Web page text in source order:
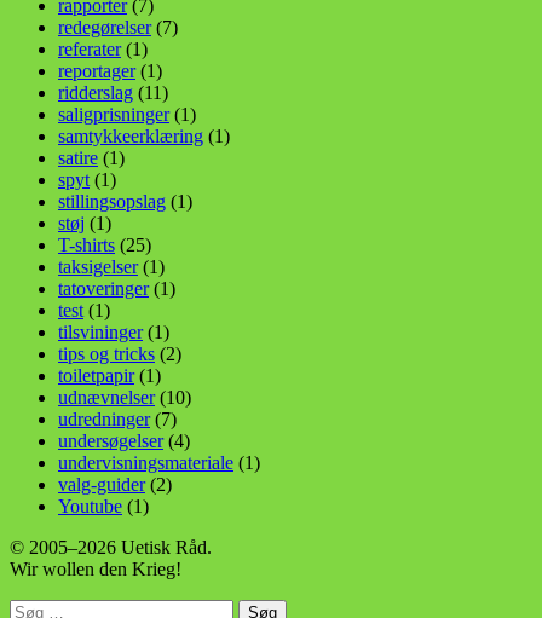
rapporter(7)
redegørelser(7)
referater(1)
reportager(1)
ridderslag (11)
saligprisninger(1)
samtykkeerklæring (1)
satire (1)
spyt (1)
stillingsopslag (1)
støj (1)
T-shirts (25)
taksigelser(1)
tatoveringer(1)
test (1)
tilsvininger(1)
tips og tricks (2)
toiletpapir(1)
udnævnelser(10)
udredninger(7)
undersøgelser(4)
undervisningsmateriale (1)
valg-guider(2)
Youtube (1)
© 2005–2026 Uetisk Råd.
Wir wollen den Krieg!
Søg